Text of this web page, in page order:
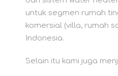
untuk segmen rumah
komersial (villa, rumah
Indonesia.
Selain itu kami juga